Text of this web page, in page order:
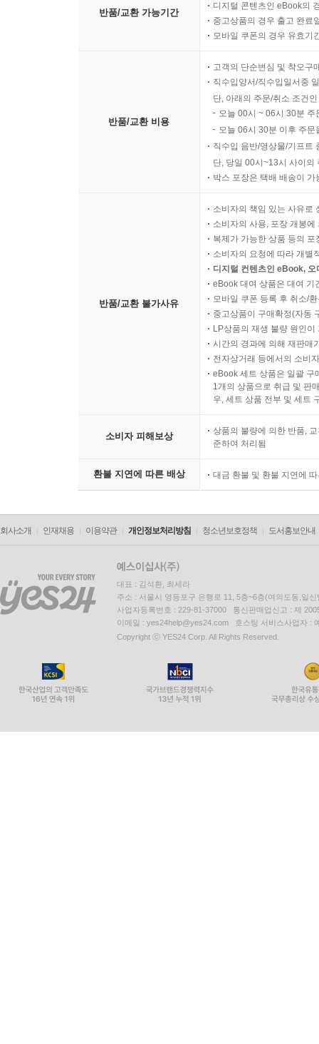
반품/교환 가능기간
디지털 콘텐츠인 eBook의
중고상품의 경우 출고 완료
모바일 쿠폰의 경우 유효기
반품/교환 비용
고객의 단순변심 및 착오구
직수입양서/직수입일서중
단, 아래의 주문/취소 조건
오늘 00시 ~ 06시 30분
오늘 06시 30분 이후 주
직수입 음반/영상물/기프트
단, 당일 00시~13시 사이의
박스 포장은 택배 배송이
반품/교환 불가사유
소비자의 책임 있는 사유로
소비자의 사용, 포장 개봉
복제가 가능한 상품 등의
소비자의 요청에 따라 개별
디지털 컨텐츠인 eBook,
eBook 대여 상품은 대여 기
모바일 쿠폰 등록 후 취소/
중고상품이 구매확정(자동
LP상품의 재생 불량 원인
시간의 경과에 의해 재판매
전자상거래 등에서의 소비
eBook 세트 상품은 일괄 구
1개의 상품으로 취급 및 판
우, 세트 상품 전부 및 세트
소비자 피해보상
상품의 불량에 의한 반품,
준하여 처리됨
환불 지연에 따른 배상 대금 환불 및 환불 지연에
회사소개 인재채용 이용약관 개인정보처리방침 청소년보호정책 도서홍보안내
대표 : 김석환, 최세라
주소 : 서울시 영등포구 은행로 11, 5층~6층(여의도동,일신
사업자등록번호 : 229-81-37000 통신판매업신고 : 제
이메일 : yes24help@yes24.com 호스팅 서비스사업자 :
Copyright ⓒ YES24 Corp. All Rights Reserved.